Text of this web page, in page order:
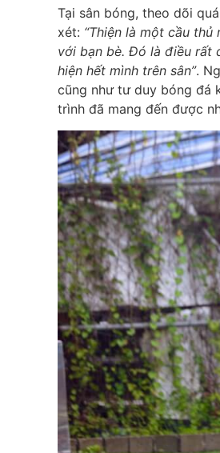
Tại sân bóng, theo dõi
xét: “Thiện là một cầu
với bạn bè. Đó là điều rất
hiện hết mình trên sân”.
cũng như tư duy bóng đá
trình đã mang đến được